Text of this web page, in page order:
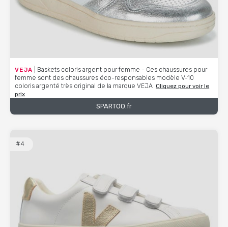
VEJA | Baskets coloris argent pour femme - Ces chaussures pour
femme sont des chaussures éco-responsables modèle V-10
coloris argenté très original de la marque VEJA Cliquez pour voir le
prix
SPARTOO.fr
#4